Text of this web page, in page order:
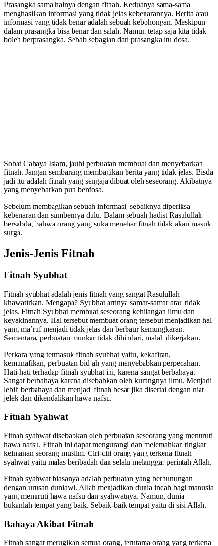
Prasangka sama halnya dengan fitnah. Keduanya sama-sama
menghasilkan informasi yang tidak jelas kebenarannya. Berita atau
informasi yang tidak benar adalah sebuah kebohongan. Meskipun
dalam prasangka bisa benar dan salah. Namun tetap saja kita tidak
boleh berprasangka. Sebab sebagian dari prasangka itu dosa.
Sobat Cahaya Islam, jauhi perbuatan membuat dan menyebarkan
fitnah. Jangan sembarang membagikan berita yang tidak jelas. Bisda
jadi itu adalah fitnah yang sengaja dibuat oleh seseorang. Akibatnya
yang menyebarkan pun berdosa.
Sebelum membagikan sebuah informasi, sebaiknya diperiksa
kebenaran dan sumbernya dulu. Dalam sebuah hadist Rasulullah
bersabda, bahwa orang yang suka menebar fitnah tidak akan masuk
surga.
Jenis-Jenis Fitnah
Fitnah Syubhat
Fitnah syubhat adalah jenis fitnah yang sangat Rasulullah
khawatirkan. Mengapa? Syubhat artinya samar-samar atau tidak
jelas. Fitnah Syubhat membuat seseorang kehilangan ilmu dan
keyakinannya. Hal tersebut membuat orang tersebut menjadikan hal
yang ma’ruf menjadi tidak jelas dan berbaur kemungkaran.
Sementara, perbuatan munkar tidak dihindari, malah dikerjakan.
Perkara yang termasuk fitnah syubhat yaitu, kekafiran,
kemunafikan, perbuatan bid’ah yang menyebabkan perpecahan.
Hati-hati terhadap fitnah syubhat ini, karena sangat berbahaya.
Sangat berbahaya karena disebabkan oleh kurangnya ilmu. Menjadi
lebih berbahaya dan menjadi fitnah besar jika disertai dengan niat
jelek dan dikendalikan hawa nafsu.
Fitnah Syahwat
Fitnah syahwat disebabkan oleh perbuatan seseorang yang menuruti
hawa nafsu. Fitnah ini dapat mengurangi dan melemahkan tingkat
keimanan seorang muslim. Ciri-ciri orang yang terkena fitnah
syahwat yaitu malas beribadah dan selalu melanggar perintah Allah.
Fitnah syahwat biasanya adalah perbuatan yang berhunungan
dengan urusan duniawi. Allah menjadikan dunia indah bagi manusia
yang menuruti hawa nafsu dan syahwatnya. Namun, dunia
bukanlah tempat yang baik. Sebaik-baik tempat yaitu di sisi Allah.
Bahaya Akibat Fitnah
Fitnah sangat merugikan semua orang, terutama orang yang terkena